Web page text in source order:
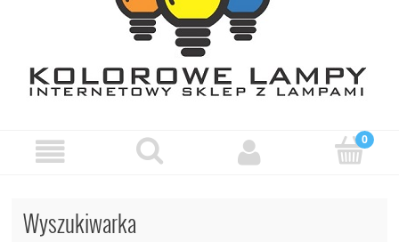
Wyszukiwarka